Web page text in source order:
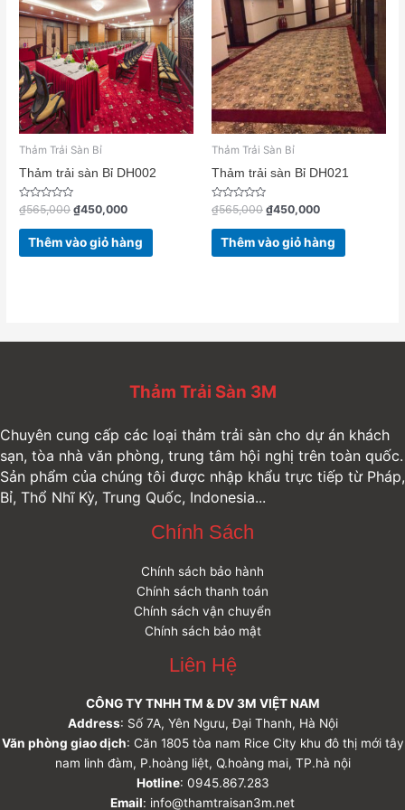
Thảm Trải Sàn Bỉ
Thảm trải sàn Bỉ DH002
Được
xếp
hạng
sao
₫565,000
₫565,000.
₫450,000
là:
₫450,000.
Thêm vào giỏ hàng
Thảm Trải Sàn Bỉ
Thảm trải sàn Bỉ DH021
Được
xếp
hạng
sao
₫565,000
₫565,000.
₫450,000
là:
₫450,000.
Thêm vào giỏ hàng
Thảm Trải Sàn 3M
Chuyên cung cấp các loại thảm trải sàn cho dự án khách
sạn, tòa nhà văn phòng, trung tâm hội nghị trên toàn quốc.
Sản phẩm của chúng tôi được nhập khẩu trực tiếp từ Pháp,
Bỉ, Thổ Nhĩ Kỳ, Trung Quốc, Indonesia...
Chính Sách
Chính sách bảo hành
Chính sách thanh toán
Chính sách vận chuyển
Chính sách bảo mật
Liên Hệ
CÔNG TY TNHH TM & DV 3M VIỆT NAM
Address: Số 7A, Yên Ngưu, Đại Thanh, Hà Nội
Văn phòng giao dịch: Căn 1805 tòa nam Rice City khu đô thị mới tây
nam linh đàm, P.hoàng liệt, Q.hoàng mai, TP.hà nội
Hotline: 0945.867.283
Email: info@thamtraisan3m.net